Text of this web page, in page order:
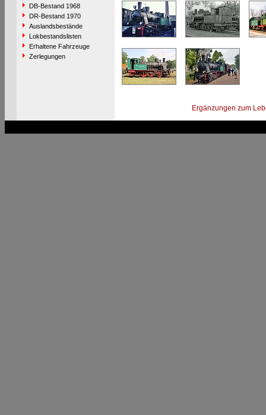
DB-Bestand 1968
DR-Bestand 1970
Auslandsbestände
Lokbestandslisten
Erhaltene Fahrzeuge
Zerlegungen
Ergänzungen zum